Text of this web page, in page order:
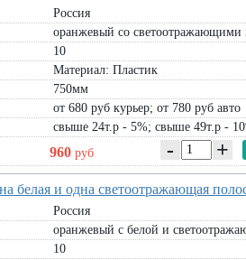
Россия
оранжевый со светоотражающими
10
Материал: Пластик
750мм
от 680 руб курьер; от 780 руб авто
свыше 24т.р - 5%; свыше 49т.р -
960 руб - +
белая и одна светоотражающая
Россия
оранжевый с белой и
10